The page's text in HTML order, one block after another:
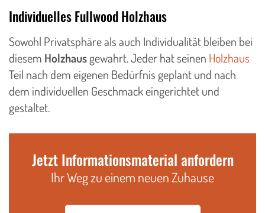
Individuelles Fullwood Holzhaus
Sowohl Privatsphäre als auch Individualität bleiben bei
diesem Holzhausgewahrt. Jeder hat seinen Holzhaus
Teil nach dem eigenen Bedürfnis geplant und nach
dem individuellen Geschmack eingerichtet und
gestaltet.
Jetzt Informationsmaterial anfordern
Ihr Weg zu einem neuen Zuhause